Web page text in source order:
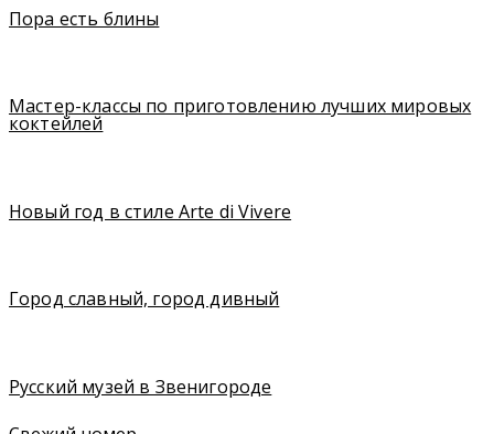
Пора есть блины
Мастер-классы по приготовлению лучших мировых
коктейлей
Новый год в стиле Arte di Vivere
Город славный, город дивный
Русский музей в Звенигороде